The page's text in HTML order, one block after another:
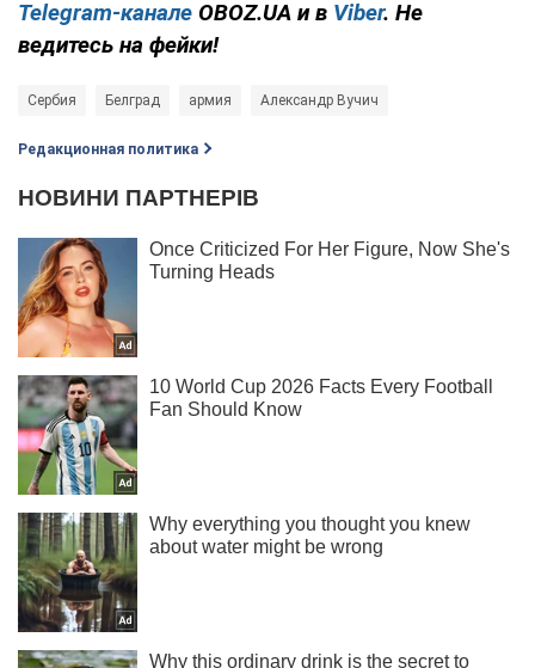
Telegram-канале OBOZ.UA и в Viber. Не
ведитесь на фейки!
Сербия Белград армия Александр Вучич
Редакционная политика